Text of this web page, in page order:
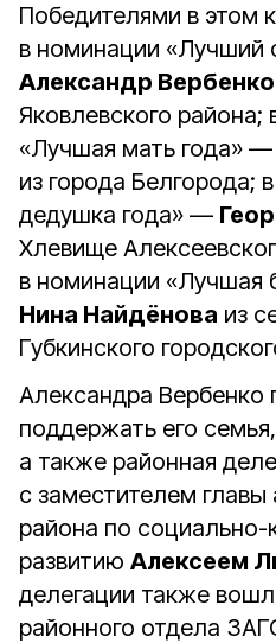
Победителями в этом
в номинации «Лучший
Александр Вербенко
Яковлевского района;
«Лучшая мать года» —
из города Белгорода;
дедушка года» —
Хлевище
в номинации «Лучшая
Нина Найдёнова из
Губкинского
Александра Вербенко
поддержать его
а также районная
с заместителем
района по социально-
развитию Алексеем
делегации также
районного отдела